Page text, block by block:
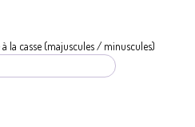
la casse (majuscules / minuscules)